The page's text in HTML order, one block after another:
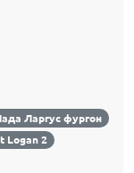
Ларгус фургон
Logan 2